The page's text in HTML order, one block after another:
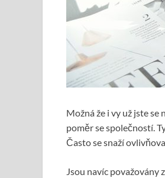
Možná že i vy už jste se
poměr se společností.
Často se snaží
Jsou navíc považovány